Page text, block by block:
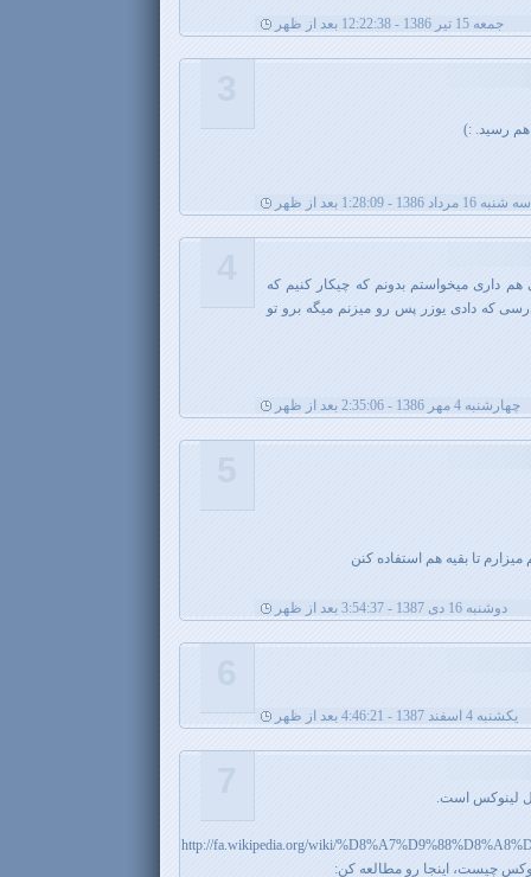
جمعه 15 تیر 1386 - 12:22:38 بعد از ظهر
رسید. :)
سه شنبه 16 مرداد 1386 - 1:28:09 بعد از ظهر
داری میخواستم بدونم که چیکار کنیم که
که دادی یوزر پس رو میزنم میگه برو تو
چهارشنبه 4 مهر 1386 - 2:35:06 بعد از ظهر
تا بقیه هم استفاده کنن
دوشنبه 16 دی 1387 - 3:54:37 بعد از ظهر
يکشنبه 4 اسفند 1387 - 4:46:21 بعد از ظهر
لینوکس است.
http://fa.wikipedia.org/wiki/
چیست، اینجا رو مطالعه کن: